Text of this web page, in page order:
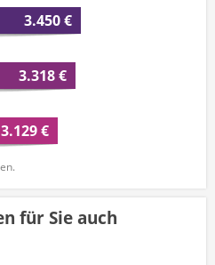
3.450 €
3.318 €
3.129 €
für Sie auch